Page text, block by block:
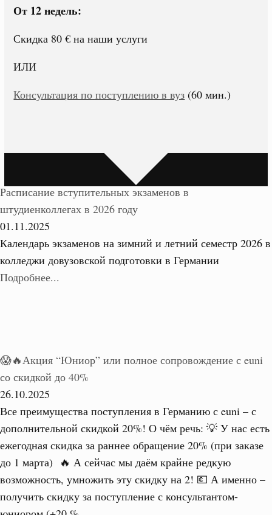
От 12 недель:
Скидка 80 € на наши услуги
ИЛИ
Консультация по поступлению в вуз (60 мин.)
Расписание вступительных экзаменов в
штудиенколлегах в 2026 году
01.11.2025
Календарь экзаменов на зимний и летний семестр 2026 в
колледжи довузовской подготовки в Германии
Подробнее...
😱🔥Акция “Юниор” или полное сопровождение с euni
со скидкой до 40%
26.10.2025
Все преимущества поступления в Германию с euni – с
дополнительной скидкой 20%! О чём речь: 💡 У нас есть
ежегодная скидка за раннее обращение 20% (при заказе
до 1 марта) 🔥 А сейчас мы даём крайне редкую
возможность, умножить эту скидку на 2! 💶 А именно –
получить скидку за поступление с консультантом-